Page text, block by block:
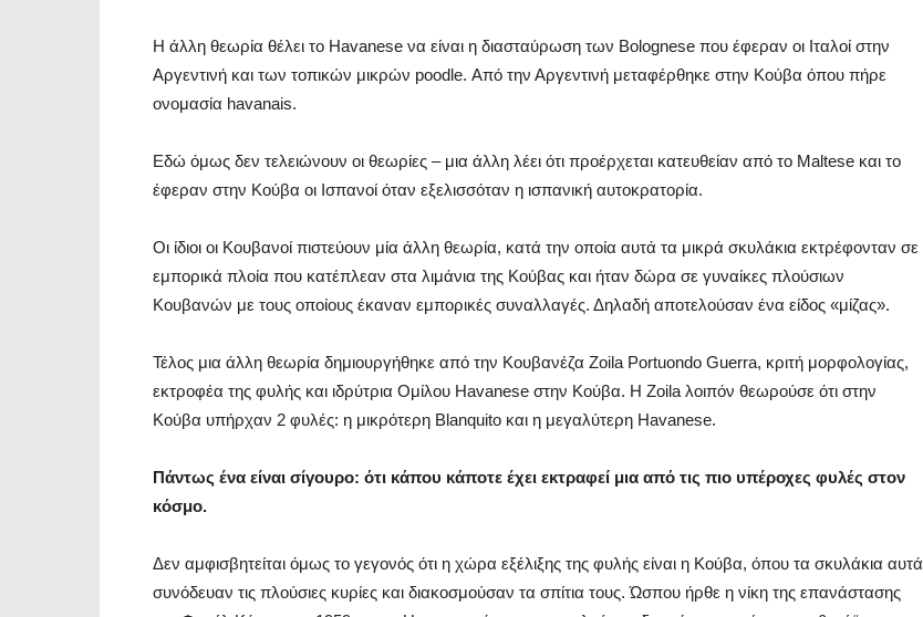
Η άλλη θεωρία θέλει το Havanese να είναι η διασταύρωση των Bolognese που έφεραν οι Ιταλοί στην
Αργεντινή και των τοπικών μικρών poodle. Από την Αργεντινή μεταφέρθηκε στην Κούβα όπου πήρε
ονομασία havanais.
Εδώ όμως δεν τελειώνουν οι θεωρίες – μια άλλη λέει ότι προέρχεται κατευθείαν από το Maltese και το
έφεραν στην Κούβα οι Ισπανοί όταν εξελισσόταν η ισπανική αυτοκρατορία.
Οι ίδιοι οι Κουβανοί πιστεύουν μία άλλη θεωρία, κατά την οποία αυτά τα μικρά σκυλάκια εκτρέφονταν σε
εμπορικά πλοία που κατέπλεαν στα λιμάνια της Κούβας και ήταν δώρα σε γυναίκες πλούσιων
Κουβανών με τους οποίους έκαναν εμπορικές συναλλαγές. Δηλαδή αποτελούσαν ένα είδος «μίζας».
Τέλος μια άλλη θεωρία δημιουργήθηκε από την Κουβανέζα Zoila Portuondo Guerra, κριτή μορφολογίας,
εκτροφέα της φυλής και ιδρύτρια Ομίλου Havanese στην Κούβα. Η Zoila λοιπόν θεωρούσε ότι στην
Κούβα υπήρχαν 2 φυλές: η μικρότερη Blanquito και η μεγαλύτερη Havanese.
Πάντως ένα είναι σίγουρο: ότι κάπου κάποτε έχει εκτραφεί μια από τις πιο υπέροχες φυλές στον
κόσμο.
Δεν αμφισβητείται όμως το γεγονός ότι η χώρα εξέλιξης της φυλής είναι η Κούβα, όπου τα σκυλάκια αυτά
συνόδευαν τις πλούσιες κυρίες και διακοσμούσαν τα σπίτια τους. Ώσπου ήρθε η νίκη της επανάστασης